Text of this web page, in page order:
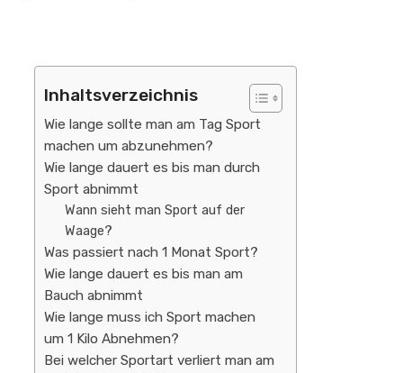
Inhaltsverzeichnis
Wie lange sollte man am Tag Sport
machen um abzunehmen?
Wie lange dauert es bis man durch
Sport abnimmt
Wann sieht man Sport auf der
Waage?
Was passiert nach 1 Monat Sport?
Wie lange dauert es bis man am
Bauch abnimmt
Wie lange muss ich Sport machen
um 1 Kilo Abnehmen?
Bei welcher Sportart verliert man am